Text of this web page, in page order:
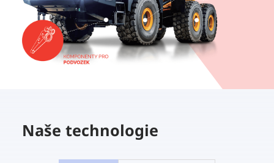
Naše technologie